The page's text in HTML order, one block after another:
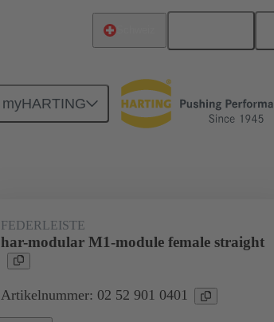
myHARTING
Produkte Motherboard-to-Daughtercard Verbindungen
FEDERLEISTE
har-modular M1-module female straight
Artikelnummer: 02 52 901 0401